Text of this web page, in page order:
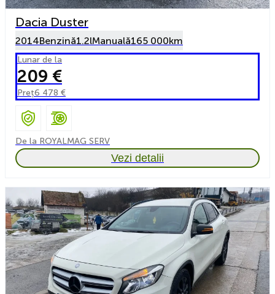
Dacia Duster
2014Benzină1.2lManuală165 000km
Lunar de la
209 €
Preț6 478 €
De la ROYALMAG SERV
Vezi detalii